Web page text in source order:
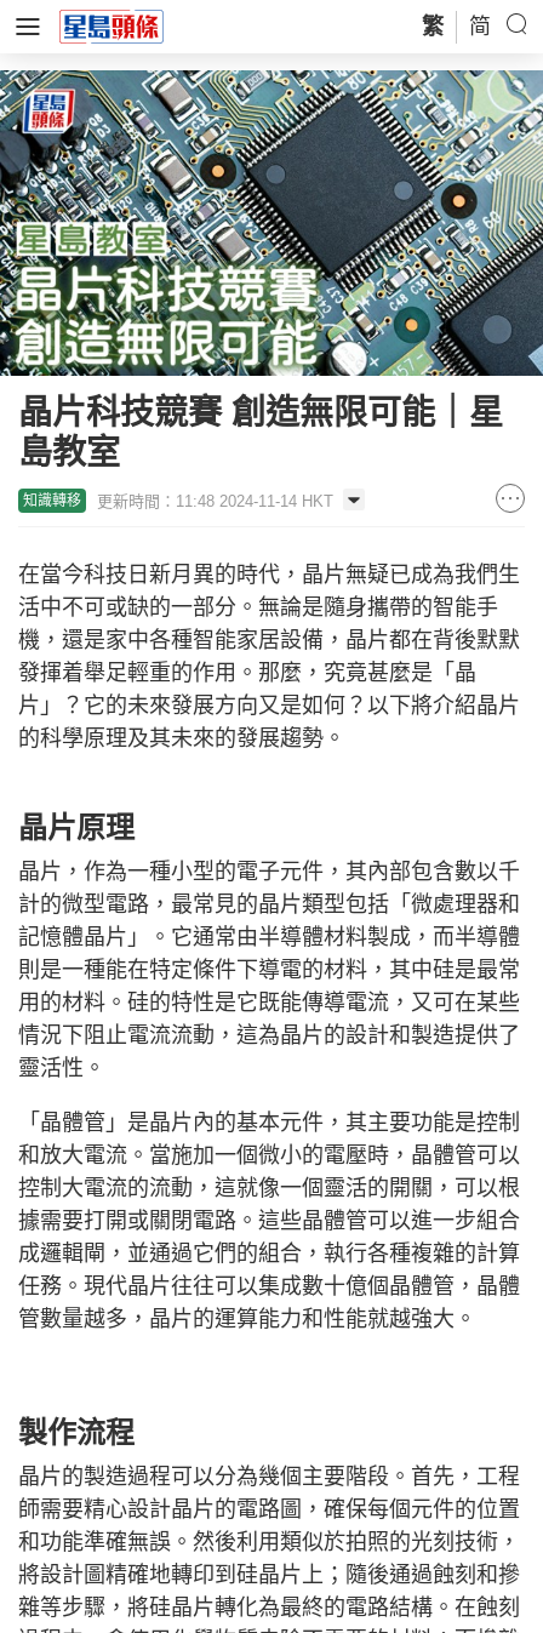
繁 简
晶片科技競賽 創造無限可能｜星
島教室
知識轉移 更新時間：11:48 2024-11-14 HKT
在當今科技日新月異的時代，晶片無疑已成為我們生
活中不可或缺的一部分。無論是隨身攜帶的智能手
機，還是家中各種智能家居設備，晶片都在背後默默
發揮着舉足輕重的作用。那麼，究竟甚麼是「晶
片」？它的未來發展方向又是如何？以下將介紹晶片
的科學原理及其未來的發展趨勢。
晶片原理
晶片，作為一種小型的電子元件，其內部包含數以千
計的微型電路，最常見的晶片類型包括「微處理器和
記憶體晶片」。它通常由半導體材料製成，而半導體
則是一種能在特定條件下導電的材料，其中硅是最常
用的材料。硅的特性是它既能傳導電流，又可在某些
情況下阻止電流流動，這為晶片的設計和製造提供了
靈活性。
「晶體管」是晶片內的基本元件，其主要功能是控制
和放大電流。當施加一個微小的電壓時，晶體管可以
控制大電流的流動，這就像一個靈活的開關，可以根
據需要打開或關閉電路。這些晶體管可以進一步組合
成邏輯閘，並通過它們的組合，執行各種複雜的計算
任務。現代晶片往往可以集成數十億個晶體管，晶體
管數量越多，晶片的運算能力和性能就越強大。
製作流程
晶片的製造過程可以分為幾個主要階段。首先，工程
師需要精心設計晶片的電路圖，確保每個元件的位置
和功能準確無誤。然後利用類似於拍照的光刻技術，
將設計圖精確地轉印到硅晶片上；隨後通過蝕刻和摻
雜等步驟，將硅晶片轉化為最終的電路結構。在蝕刻